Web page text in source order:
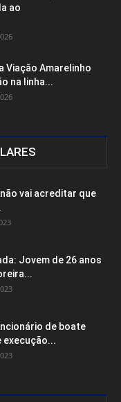
ao
Viação Amarelinho
na linha...
vai acreditar que
Jovem de 26 anos
de boate
execução...